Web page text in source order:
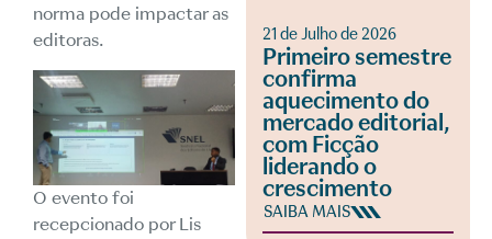
norma pode impactar as
editoras.
O evento foi
recepcionado por Lis
21 de Julho de 2026
Primeiro semestre
confirma
aquecimento do
mercado editorial,
com Ficção
liderando o
crescimento
SAIBA MAIS